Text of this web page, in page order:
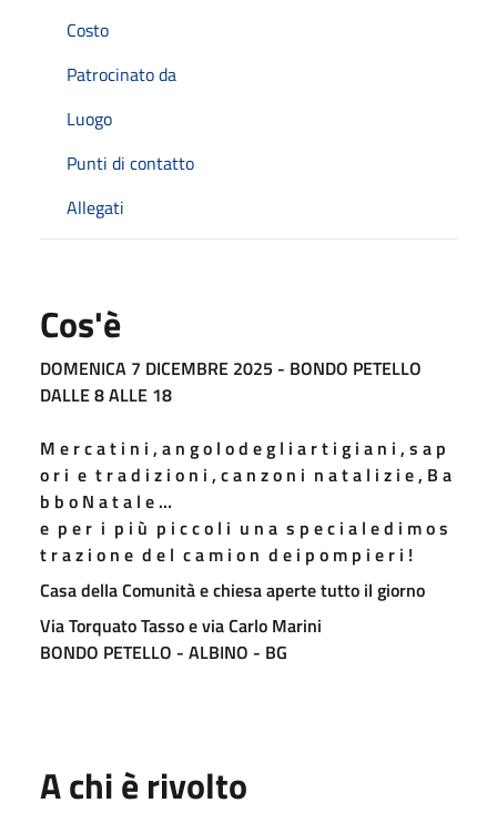
Costo
Patrocinato da
Luogo
Punti di contatto
Allegati
Cos'è
DOMENICA 7 DICEMBRE 2025 - BONDO PETELLO
DALLE 8 ALLE 18
M e r c a t i n i , a n g o l o d e g l i a r t i g i a n i , s a p
o r i e t r a d i z i o n i , c a n z o n i n a t a l i z i e , B a
b b o N a t a l e …
e p e r i p i ù p i c c o l i u n a s p e c i a l e d i m o s
t r a z i o n e d e l c a m i o n d e i p o m p i e r i !
Casa della Comunità e chiesa aperte tutto il giorno
Via Torquato Tasso e via Carlo Marini
BONDO PETELLO - ALBINO - BG
A chi è rivolto